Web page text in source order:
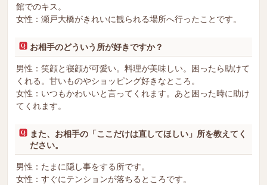
館でのキス。
女性：瀬戸大橋がきれいに観られる場所へ行ったことです。
お相手のどういう所が好きですか？
男性：笑顔と寝顔が可愛い。料理が美味しい。困ったら助けて
くれる。甘いものやショッピング好きなところ。
女性：いつもかわいいと言ってくれます。あと困った時に助け
てくれます。
また、お相手の「ここだけは直してほしい」所を教えてく
ださい。
男性：たまに隠し事をする所です。
女性：すぐにテンションが落ちるところです。